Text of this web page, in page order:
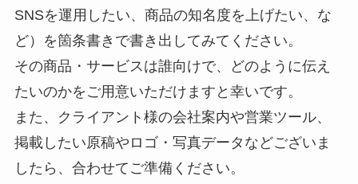
SNSを運用したい、商品の知名度を上げたい、な
ど）を箇条書きで書き出してみてください。
その商品・サービスは誰向けで、どのように伝え
たいのかをご用意いただけますと幸いです。
また、クライアント様の会社案内や営業ツール、
掲載したい原稿やロゴ・写真データなどございま
したら、合わせてご準備ください。